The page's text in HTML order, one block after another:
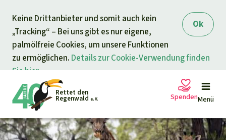
Ok
Keine Drittanbieter und somit auch kein
„Tracking“ – Bei uns gibt es nur eigene,
palmölfreie Cookies, um unsere Funktionen
zu ermöglichen. Details zur Cookie-Verwendung finden
Sie hier.
springen
Rettet den
Regenwald e. V. Menü
Spenden